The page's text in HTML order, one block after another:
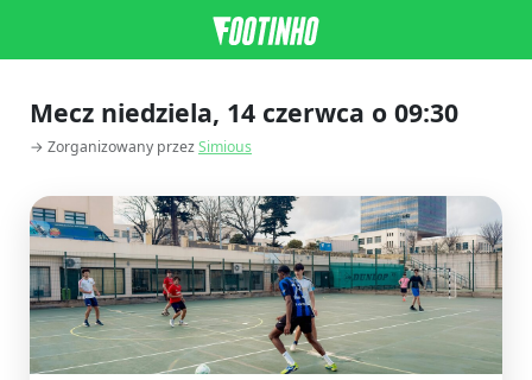
Mecz niedziela, 14 czerwca o 09:30
→ Zorganizowany przezSimious